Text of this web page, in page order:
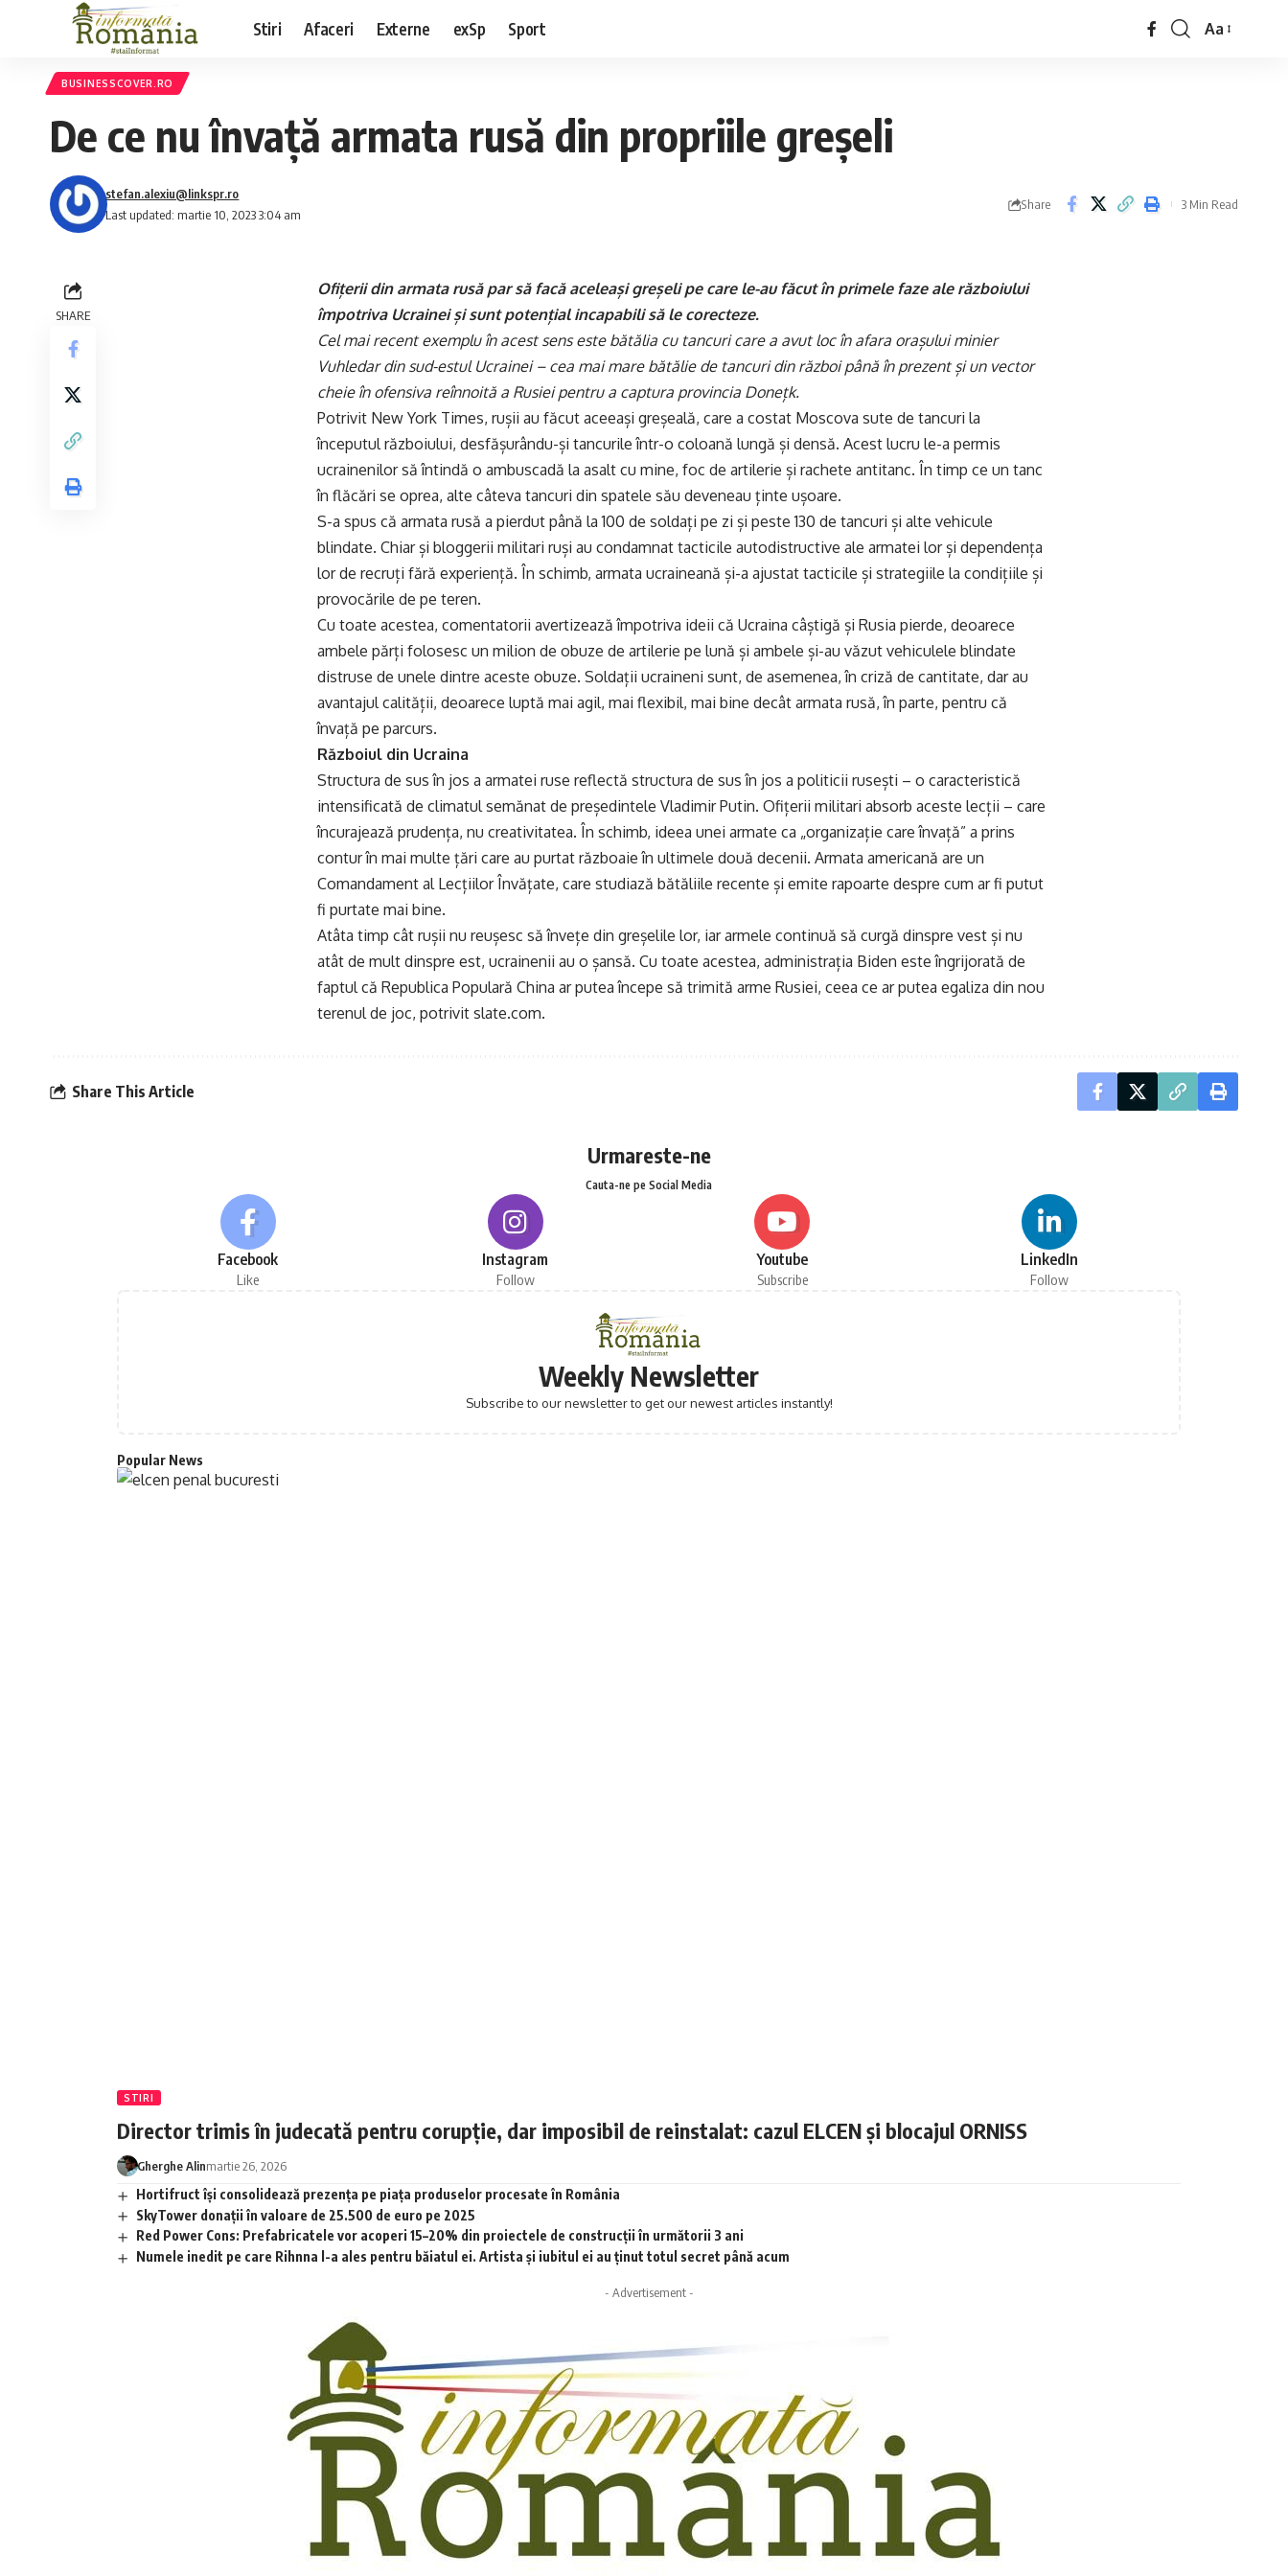
Stiri Afaceri Externe exSp Sport Aa
BUSINESSCOVER.RO
De ce nu învață armata rusă din propriile greșeli
Last updated: martie 10, 2023 3:04 am
stefan.alexiu@linkspr.ro
Share 3 Min Read
SHARE
Ofițerii din armata rusă par să facă aceleași greșeli pe care le-au făcut în primele faze ale războiului
împotriva Ucrainei și sunt potențial incapabili să le corecteze.
Cel mai recent exemplu în acest sens este bătălia cu tancuri care a avut loc în afara orașului minier
Vuhledar din sud-estul Ucrainei – cea mai mare bătălie de tancuri din război până în prezent și un vector
cheie în ofensiva reînnoită a Rusiei pentru a captura provincia Donețk.
Potrivit New York Times, rușii au făcut aceeași greșeală, care a costat Moscova sute de tancuri la
începutul războiului, desfășurându-și tancurile într-o coloană lungă și densă. Acest lucru le-a permis
ucrainenilor să întindă o ambuscadă la asalt cu mine, foc de artilerie și rachete antitanc. În timp ce un tanc
în flăcări se oprea, alte câteva tancuri din spatele său deveneau ținte ușoare.
S-a spus că armata rusă a pierdut până la 100 de soldați pe zi și peste 130 de tancuri și alte vehicule
blindate. Chiar și bloggerii militari ruși au condamnat tacticile autodistructive ale armatei lor și dependența
lor de recruți fără experiență. În schimb, armata ucraineană și-a ajustat tacticile și strategiile la condițiile și
provocările de pe teren.
Cu toate acestea, comentatorii avertizează împotriva ideii că Ucraina câștigă și Rusia pierde, deoarece
ambele părți folosesc un milion de obuze de artilerie pe lună și ambele și-au văzut vehiculele blindate
distruse de unele dintre aceste obuze. Soldații ucraineni sunt, de asemenea, în criză de cantitate, dar au
avantajul calității, deoarece luptă mai agil, mai flexibil, mai bine decât armata rusă, în parte, pentru că
învață pe parcurs.
Războiul din Ucraina
Structura de sus în jos a armatei ruse reflectă structura de sus în jos a politicii rusești – o caracteristică
intensificată de climatul semănat de președintele Vladimir Putin. Ofițerii militari absorb aceste lecții – care
încurajează prudența, nu creativitatea. În schimb, ideea unei armate ca „organizație care învață” a prins
contur în mai multe țări care au purtat războaie în ultimele două decenii. Armata americană are un
Comandament al Lecțiilor Învățate, care studiază bătăliile recente și emite rapoarte despre cum ar fi putut
fi purtate mai bine.
Atâta timp cât rușii nu reușesc să învețe din greșelile lor, iar armele continuă să curgă dinspre vest și nu
atât de mult dinspre est, ucrainenii au o șansă. Cu toate acestea, administrația Biden este îngrijorată de
faptul că Republica Populară China ar putea începe să trimită arme Rusiei, ceea ce ar putea egaliza din nou
terenul de joc, potrivit slate.com.
Share This Article
Urmareste-ne
Cauta-ne pe Social Media
Facebook
Like
Instagram
Follow
Youtube
Subscribe
LinkedIn
Follow
Weekly Newsletter
Subscribe to our newsletter to get our newest articles instantly!
Popular News
STIRI
Director trimis în judecată pentru corupție, dar imposibil de reinstalat: cazul ELCEN și blocajul ORNISS
Gherghe Alinmartie 26, 2026
Hortifruct își consolidează prezența pe piața produselor procesate în România
SkyTower donații în valoare de 25.500 de euro pe 2025
Red Power Cons: Prefabricatele vor acoperi 15–20% din proiectele de construcții în următorii 3 ani
Numele inedit pe care Rihnna l-a ales pentru băiatul ei. Artista și iubitul ei au ținut totul secret până acum
- Advertisement -